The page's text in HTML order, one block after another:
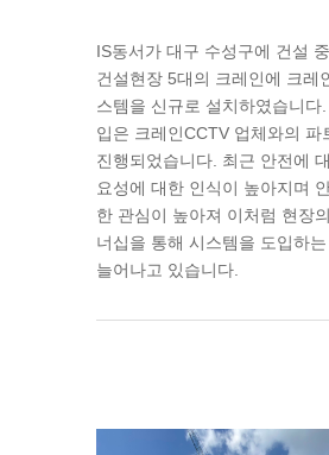
IS동서가 대구 수성구에 건설
건설현장 5대의 크레인에 크레
스템을 신규로 설치하였습니다
입은 크레인CCTV 업체와의 파
진행되었습니다. 최근 안전에
요성에 대한 인식이 높아지며
한 관심이 높아져 이처럼 현장
너십을 통해 시스템을 도입하
늘어나고 있습니다.